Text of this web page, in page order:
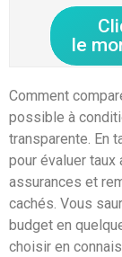
le
Comment
possible à
transparente. En
pour évaluer taux
assurances et
cachés. Vous
budget en
choisir en